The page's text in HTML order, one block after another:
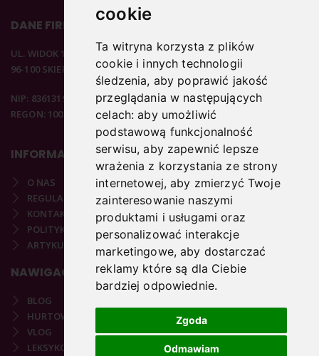
cookie
Ta witryna korzysta z plików
cookie i innych technologii
śledzenia, aby poprawić jakość
przeglądania w następujących
celach:aby umożliwić
podstawową funkcjonalność
serwisu,aby zapewnić lepsze
wrażenia z korzystania ze strony
internetowej,aby zmierzyć Twoje
zainteresowanie naszymi
produktami i usługami oraz
personalizować interakcje
marketingowe,aby dostarczać
reklamy które są dla Ciebie
bardziej odpowiednie.
Zgoda
Odmawiam
DANE FIRMOWE
UL. WIDOK 15B
96-100 SKIERNIEWICE
NIP: 8361319313
REGON: 100297020
INFORMACJE
O NAS
REGULAMIN
KONTAKT
POLITYKA PRYWATNOŚCI
ARTYKUŁY PODOLOGICZNE
NAWIGACJA
BLOG
HURTOWNIA
VLOG
LEKSYKON PODOLOGICZNY